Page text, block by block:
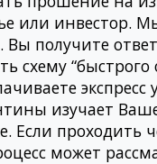
или инвестор.
Вы получите
схему “быстрого
экспресс
изучает
Если проходить
может